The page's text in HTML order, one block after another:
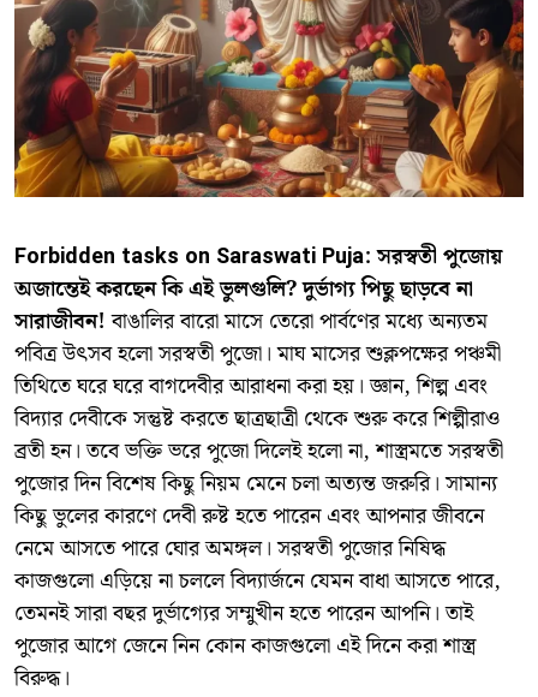
Forbidden tasks on Saraswati Puja: সরস্বতী পুজোয়
অজান্তেই করছেন কি এই ভুলগুলি? দুর্ভাগ্য পিছু ছাড়বে না
সারাজীবন! বাঙালির বারো মাসে তেরো পার্বণের মধ্যে অন্যতম
পবিত্র উৎসব হলো সরস্বতী পুজো। মাঘ মাসের শুক্লপক্ষের পঞ্চমী
তিথিতে ঘরে ঘরে বাগদেবীর আরাধনা করা হয়। জ্ঞান, শিল্প এবং
বিদ্যার দেবীকে সন্তুষ্ট করতে ছাত্রছাত্রী থেকে শুরু করে শিল্পীরাও
ব্রতী হন। তবে ভক্তি ভরে পুজো দিলেই হলো না, শাস্ত্রমতে সরস্বতী
পুজোর দিন বিশেষ কিছু নিয়ম মেনে চলা অত্যন্ত জরুরি। সামান্য
কিছু ভুলের কারণে দেবী রুষ্ট হতে পারেন এবং আপনার জীবনে
নেমে আসতে পারে ঘোর অমঙ্গল। সরস্বতী পুজোর নিষিদ্ধ
কাজগুলো এড়িয়ে না চললে বিদ্যার্জনে যেমন বাধা আসতে পারে,
তেমনই সারা বছর দুর্ভাগ্যের সম্মুখীন হতে পারেন আপনি। তাই
পুজোর আগে জেনে নিন কোন কাজগুলো এই দিনে করা শাস্ত্র
বিরুদ্ধ।